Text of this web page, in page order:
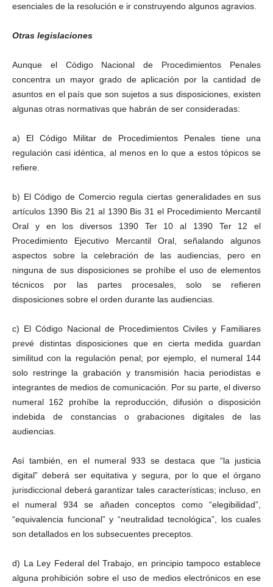
esenciales de la resolución e ir construyendo algunos agravios.
Otras legislaciones
Aunque el Código Nacional de Procedimientos Penales
concentra un mayor grado de aplicación por la cantidad de
asuntos en el país que son sujetos a sus disposiciones, existen
algunas otras normativas que habrán de ser consideradas:
a) El Código Militar de Procedimientos Penales tiene una
regulación casi idéntica, al menos en lo que a estos tópicos se
refiere.
b) El Código de Comercio regula ciertas generalidades en sus
artículos 1390 Bis 21 al 1390 Bis 31 el Procedimiento Mercantil
Oral y en los diversos 1390 Ter 10 al 1390 Ter 12 el
Procedimiento Ejecutivo Mercantil Oral, señalando algunos
aspectos sobre la celebración de las audiencias, pero en
ninguna de sus disposiciones se prohíbe el uso de elementos
técnicos por las partes procesales, solo se refieren
disposiciones sobre el orden durante las audiencias.
c) El Código Nacional de Procedimientos Civiles y Familiares
prevé distintas disposiciones que en cierta medida guardan
similitud con la regulación penal; por ejemplo, el numeral 144
solo restringe la grabación y transmisión hacia periodistas e
integrantes de medios de comunicación. Por su parte, el diverso
numeral 162 prohíbe la reproducción, difusión o disposición
indebida de constancias o grabaciones digitales de las
audiencias.
Así también, en el numeral 933 se destaca que “la justicia
digital” deberá ser equitativa y segura, por lo que el órgano
jurisdiccional deberá garantizar tales características; incluso, en
el numeral 934 se añaden conceptos como “elegibilidad”,
“equivalencia funcional” y “neutralidad tecnológica”, los cuales
son detallados en los subsecuentes preceptos.
d) La Ley Federal del Trabajo, en principio tampoco establece
alguna prohibición sobre el uso de medios electrónicos en ese